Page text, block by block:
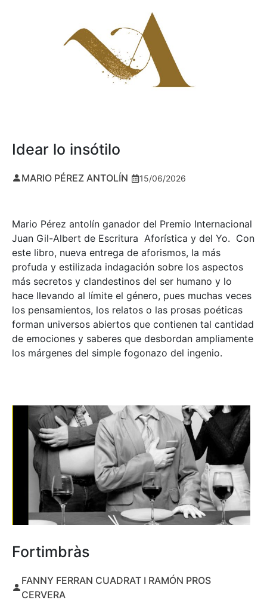
Idear lo insótilo
MARIO PÉREZ ANTOLÍN 15/06/2026
Mario Pérez antolín ganador del Premio Internacional
Juan Gil-Albert de Escritura Aforística y del Yo. Con
este libro, nueva entrega de aforismos, la más
profuda y estilizada indagación sobre los aspectos
más secretos y clandestinos del ser humano y lo
hace llevando al límite el género, pues muchas veces
los pensamientos, los relatos o las prosas poéticas
forman universos abiertos que contienen tal cantidad
de emociones y saberes que desbordan ampliamente
los márgenes del simple fogonazo del ingenio.
Fortimbràs
FANNY FERRAN CUADRAT I RAMÓN PROS
CERVERA